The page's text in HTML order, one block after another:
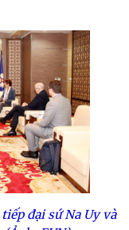
đại sứ Na Uy và